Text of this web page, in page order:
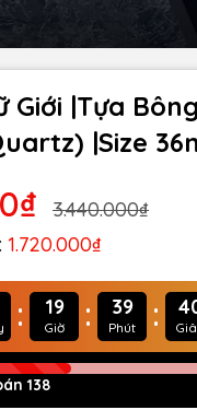
|Tựa
|Size
3.440.000₫
1.720.000₫
: 19
Giờ : 39
Phút :
138